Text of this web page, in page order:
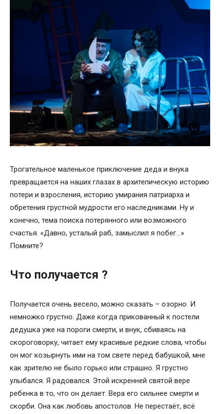
Трогательное маленькое приключение деда и внука
превращается на наших глазах в архитепическую историю
потери и взросления, историю умирания патриарха и
обретения грустной мудрости его наследниками. Ну и
конечно, тема поиска потерянного или возможного
счастья. «Давно, усталый раб, замыслил я побег…»
Помните?
Что получается ?
Получается очень весело, можно сказать – озорно. И
немножко грустно. Даже когда прикованный к постели
дедушка уже на пороги смерти, и внук, сбиваясь на
скороговорку, читает ему красивые редкие слова, чтобы
он мог козырнуть ими на том свете перед бабушкой, мне
как зрителю не было горько или страшно. Я грустно
улыбался. Я радовался. Этой искренней святой вере
ребенка в то, что он делает. Вера его сильнее смерти и
скорби. Она как любовь апостолов. Не перестаёт, всё